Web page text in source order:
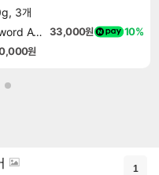
3개
드래곤소드 어웨이크닝 DragonSword Awakening 33,000원 10%
원
1